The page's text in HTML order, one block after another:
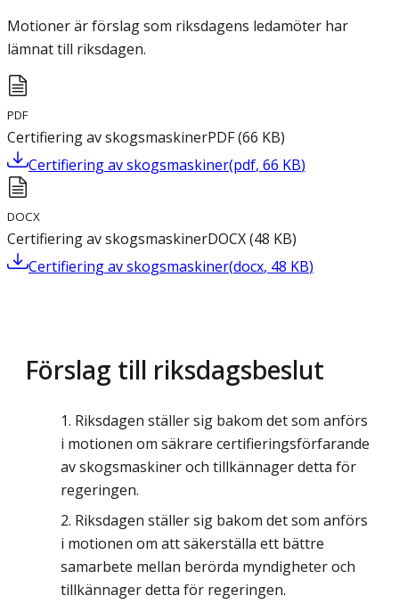
Motioner är förslag som riksdagens ledamöter har
lämnat till riksdagen.
PDF
Certifiering av skogsmaskinerPDF(66 KB)
Certifiering av skogsmaskiner(pdf, 66 KB)
DOCX
Certifiering av skogsmaskinerDOCX(48 KB)
Certifiering av skogsmaskiner(docx, 48 KB)
Förslag till riksdagsbeslut
Riksdagen ställer sig bakom det som anförs
i motionen om säkrare certifieringsförfarande
av skogsmaskiner och tillkännager detta för
regeringen.
Riksdagen ställer sig bakom det som anförs
i motionen om att säkerställa ett bättre
samarbete mellan berörda myndigheter och
tillkännager detta för regeringen.